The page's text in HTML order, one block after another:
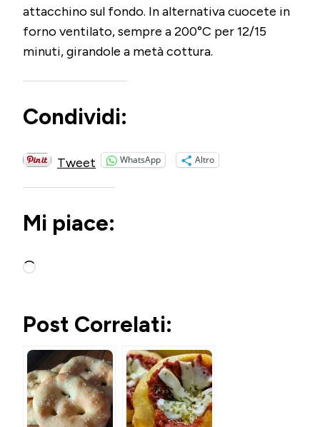
attacchino sul fondo. In alternativa cuocete in
forno ventilato, sempre a 200°C per 12/15
minuti, girandole a metà cottura.
Condividi:
Tweet WhatsApp Altro
Mi piace:
Caricamento
Post Correlati: